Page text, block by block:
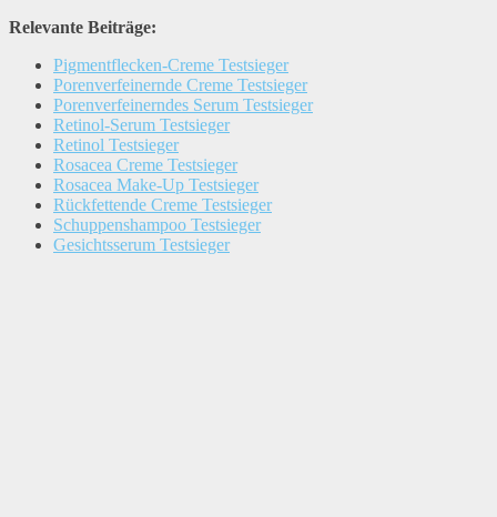
Relevante Beiträge:
Pigmentflecken-Creme Testsieger
Porenverfeinernde Creme Testsieger
Porenverfeinerndes Serum Testsieger
Retinol-Serum Testsieger
Retinol Testsieger
Rosacea Creme Testsieger
Rosacea Make-Up Testsieger
Rückfettende Creme Testsieger
Schuppenshampoo Testsieger
Gesichtsserum Testsieger